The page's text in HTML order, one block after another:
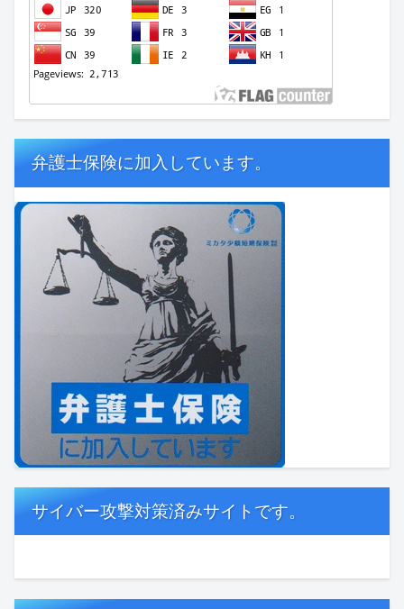
弁護士保険に加入しています。
サイバー攻撃対策済みサイトです。